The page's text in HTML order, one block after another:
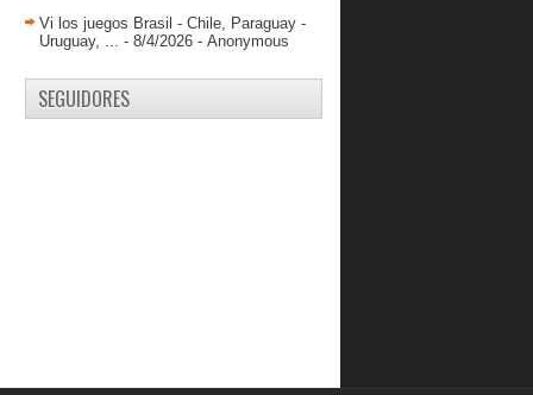
Vi los juegos Brasil - Chile, Paraguay -
Uruguay, ... - 8/4/2026 - Anonymous
SEGUIDORES